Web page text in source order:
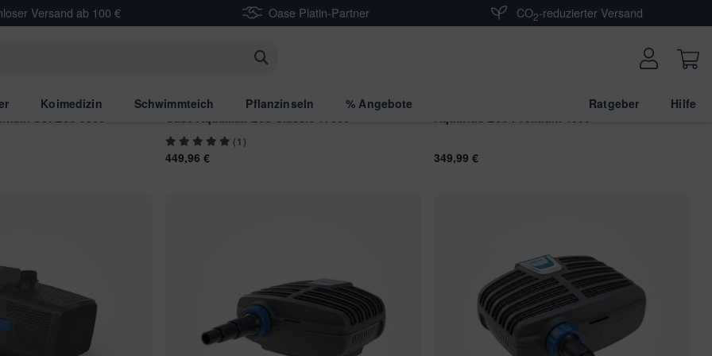
Versand ab 100 € Oase Platin-Partner CO2-reduzierter Versand
Koimedizin Schwimmteich Pflanzinseln % Angebote Ratgeber Hilfe
(1)
449,96 € 349,99 €